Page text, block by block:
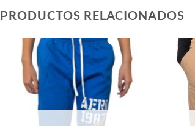
PRODUCTOS RELACIONADOS